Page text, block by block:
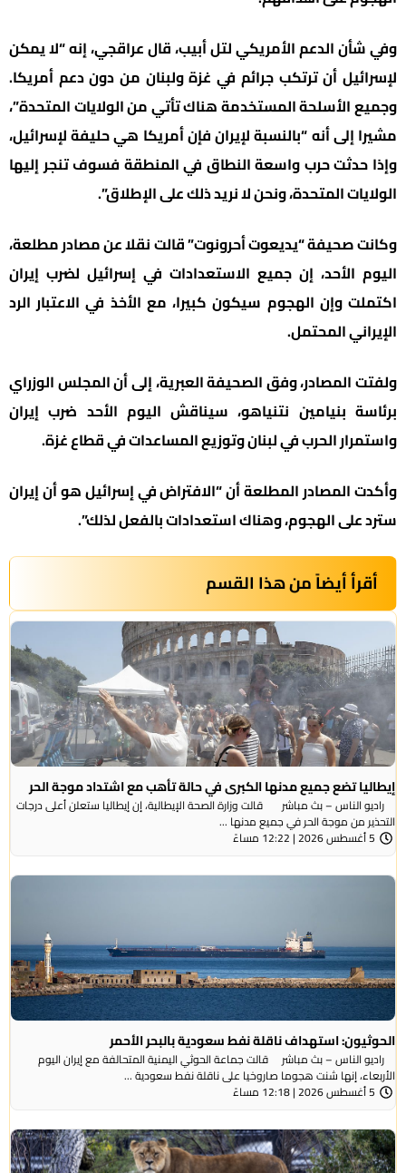
وفي شأن الدعم الأمريكي لتل أبيب، قال عراقجي، إنه “لا يمكن
لإسرائيل أن ترتكب جرائم في غزة ولبنان من دون دعم أمريكا.
وجميع الأسلحة المستخدمة هناك تأتي من الولايات المتحدة”،
مشيرا إلى أنه “بالنسبة لإيران فإن أمريكا هي حليفة لإسرائيل،
وإذا حدثت حرب واسعة النطاق في المنطقة فسوف تنجر إليها
الولايات المتحدة، ونحن لا نريد ذلك على الإطلاق”.
وكانت صحيفة “يديعوت أحرونوت” قالت نقلا عن مصادر مطلعة،
اليوم الأحد، إن جميع الاستعدادات في إسرائيل لضرب إيران
اكتملت وإن الهجوم سيكون كبيرا، مع الأخذ في الاعتبار الرد
الإيراني المحتمل.
ولفتت المصادر، وفق الصحيفة العبرية، إلى أن المجلس الوزراي
برئاسة بنيامين نتنياهو، سيناقش اليوم الأحد ضرب إيران
واستمرار الحرب في لبنان وتوزيع المساعدات في قطاع غزة.
وأكدت المصادر المطلعة أن “الافتراض في إسرائيل هو أن إيران
سترد على الهجوم، وهناك استعدادات بالفعل لذلك”.
أقرأ أيضاً من هذا القسم
إيطاليا تضع جميع مدنها الكبرى في حالة تأهب مع اشتداد موجة الحر
راديو الناس – بث مباشر قالت وزارة الصحة الإيطالية، إن إيطاليا ستعلن أعلى درجات
التحذير من موجة ​الحر في جميع مدنها ...
5 أغسطس 2026 | 12:22 مساءً
الحوثيون: استهداف ناقلة نفط سعودية بالبحر الأحمر
راديو الناس – بث مباشر قالت جماعة الحوثي ​اليمنية المتحالفة ​مع إيران اليوم
الأربعاء، ⁠إنها شنت ​هجوما صاروخيا على ​ناقلة نفط سعودية ...
5 أغسطس 2026 | 12:18 مساءً